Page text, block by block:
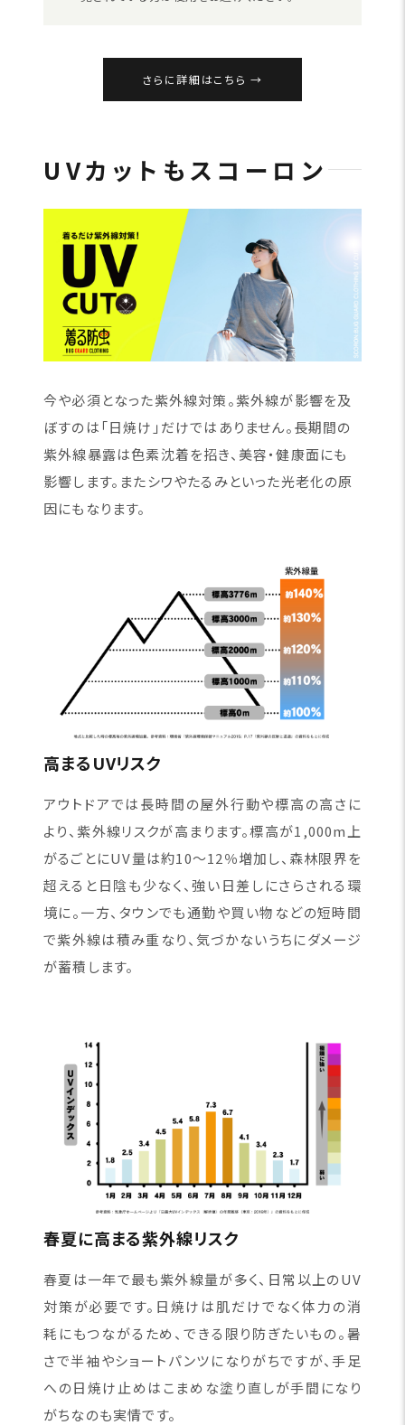
さらに詳細はこちら
UVカットもスコーロン
今や必須となった紫外線対策。紫外線が影響を及
ぼすのは「日焼け」だけではありません。長期間の
紫外線暴露は色素沈着を招き、美容・健康面にも
影響します。またシワやたるみといった光老化の原
因にもなります。
高まるUVリスク
アウトドアでは長時間の屋外行動や標高の高さに
より、紫外線リスクが高まります。標高が1,000m上
がるごとにUV量は約10〜12％増加し、森林限界を
超えると日陰も少なく、強い日差しにさらされる環
境に。一方、タウンでも通勤や買い物などの短時間
で紫外線は積み重なり、気づかないうちにダメージ
が蓄積します。
春夏に高まる紫外線リスク
春夏は一年で最も紫外線量が多く、日常以上のUV
対策が必要です。日焼けは肌だけでなく体力の消
耗にもつながるため、できる限り防ぎたいもの。暑
さで半袖やショートパンツになりがちですが、手足
への日焼け止めはこまめな塗り直しが手間になり
がちなのも実情です。